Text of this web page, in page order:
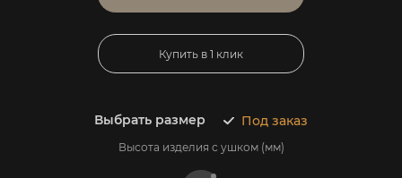
Выбрать размер Под заказ
Высота изделия с ушком (мм)
Купить в 1 клик